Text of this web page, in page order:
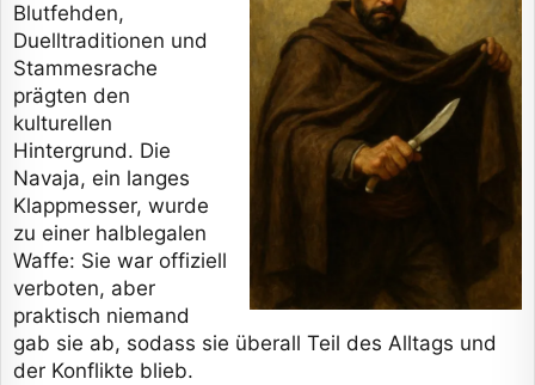
Blutfehden,
Duelltraditionen und
Stammesrache
prägten den
kulturellen
Hintergrund. Die
Navaja, ein langes
Klappmesser, wurde
zu einer halblegalen
Waffe: Sie war offiziell
verboten, aber
praktisch niemand
gab sie ab, sodass sie überall Teil des Alltags und
der Konflikte blieb.